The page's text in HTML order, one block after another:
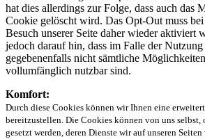
hat dies allerdings zur Folge, dass auch das
Cookie gelöscht wird. Das Opt-Out muss bei
Besuch unserer Seite daher wieder aktiviert
jedoch darauf hin, dass im Falle der
gegebenenfalls nicht sämtliche
vollumfänglich nutzbar sind.
Komfort:
Durch diese Cookies können wir Ihnen eine
bereitzustellen. Die Cookies können von uns
gesetzt werden, deren Dienste wir auf unseren